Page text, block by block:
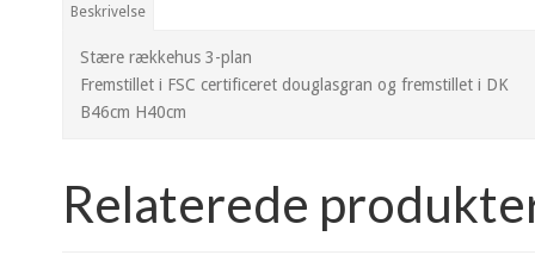
Beskrivelse
Stære rækkehus 3-plan
Fremstillet i FSC certificeret douglasgran og fremstillet i DK
B46cm H40cm
Relaterede